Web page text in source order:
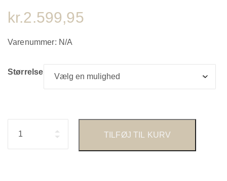
kr.2.599,95
Varenummer: N/A
Størrelse
TILFØJ TIL KURV